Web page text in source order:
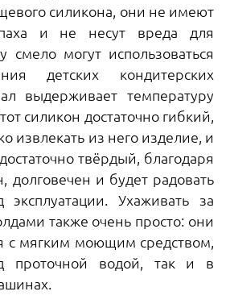
силикона, они не имеют
и не несут вреда для
смело могут использоваться
детских кондитерских
выдерживает температуру
силикон достаточно гибкий,
извлекать из него изделие, и
твёрдый, благодаря
долговечен и будет радовать
Ухаживать за
также очень просто: они
с мягким моющим средством,
проточной водой, так и в